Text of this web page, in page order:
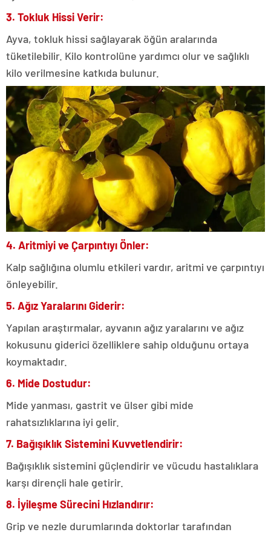
3. Tokluk Hissi Verir:
Ayva, tokluk hissi sağlayarak öğün aralarında
tüketilebilir. Kilo kontrolüne yardımcı olur ve sağlıklı
kilo verilmesine katkıda bulunur.
4. Aritmiyi ve Çarpıntıyı Önler:
Kalp sağlığına olumlu etkileri vardır, aritmi ve çarpıntıyı
önleyebilir.
5. Ağız Yaralarını Giderir:
Yapılan araştırmalar, ayvanın ağız yaralarını ve ağız
kokusunu giderici özelliklere sahip olduğunu ortaya
koymaktadır.
6. Mide Dostudur:
Mide yanması, gastrit ve ülser gibi mide
rahatsızlıklarına iyi gelir.
7. Bağışıklık Sistemini Kuvvetlendirir:
Bağışıklık sistemini güçlendirir ve vücudu hastalıklara
karşı dirençli hale getirir.
8. İyileşme Sürecini Hızlandırır:
Grip ve nezle durumlarında doktorlar tarafından